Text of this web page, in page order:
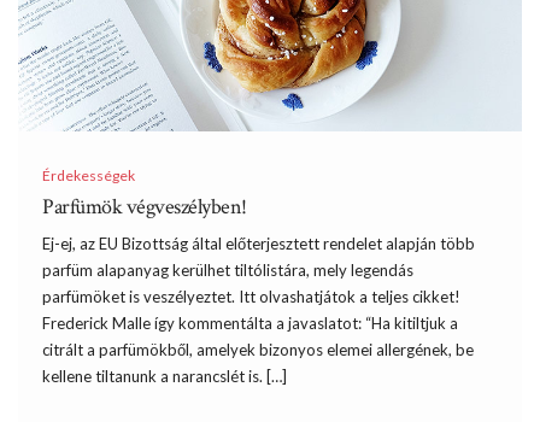
Érdekességek
Parfümök végveszélyben!
Ej-ej, az EU Bizottság által előterjesztett rendelet alapján több
parfüm alapanyag kerülhet tiltólistára, mely legendás
parfümöket is veszélyeztet. Itt olvashatjátok a teljes cikket!
Frederick Malle így kommentálta a javaslatot: “Ha kitiltjuk a
citrált a parfümökből, amelyek bizonyos elemei allergének, be
kellene tiltanunk a narancslét is. […]